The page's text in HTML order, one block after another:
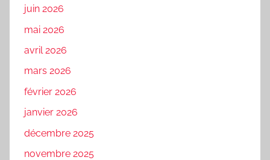
juin 2026
mai 2026
avril 2026
mars 2026
février 2026
janvier 2026
décembre 2025
novembre 2025